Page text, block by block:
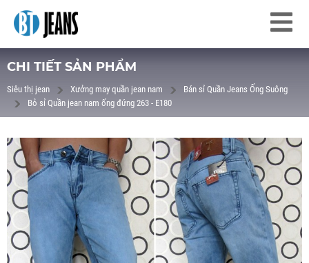
CHI TIẾT SẢN PHẨM
Siêu thị jean Xưởng may quần jean nam
Bán sỉ Quần Jeans Ống Suông
Bỏ sỉ Quần jean nam ống đứng 263 - E180